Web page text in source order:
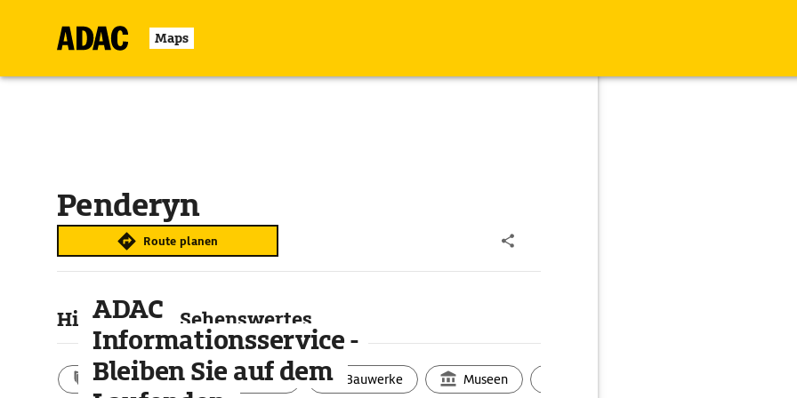
Maps
Penderyn
Route planen
Highlights & Sehenswertes
Aktivitäten Landschaft Bauwerke Museen
ADAC
Informationsservice -
Bleiben Sie auf dem